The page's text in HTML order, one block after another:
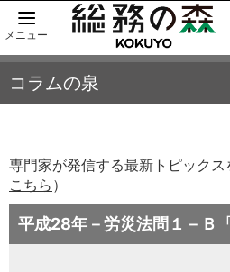
メニュー
コラムの泉
専門家が発信する最新トピック
こちら ）
平成28年－労災法問１－Ｂ